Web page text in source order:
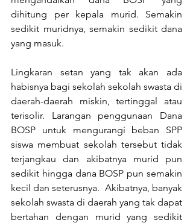
dihitung per kepala murid. Semakin
sedikit muridnya, semakin sedikit dana
yang masuk.
Lingkaran setan yang tak akan ada
habisnya bagi sekolah sekolah swasta di
daerah-daerah miskin, tertinggal atau
terisolir. Larangan penggunaan Dana
BOSP untuk mengurangi beban SPP
siswa membuat sekolah tersebut tidak
terjangkau dan akibatnya murid pun
sedikit hingga dana BOSP pun semakin
kecil dan seterusnya.  Akibatnya, banyak
sekolah swasta di daerah yang tak dapat
bertahan dengan murid yang sedikit